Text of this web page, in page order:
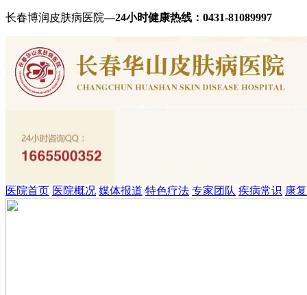
长春博润皮肤病医院—24小时健康热线： 0431-81089997
医院首页 医院概况 媒体报道 特色疗法 专家团队 疾病常识 康